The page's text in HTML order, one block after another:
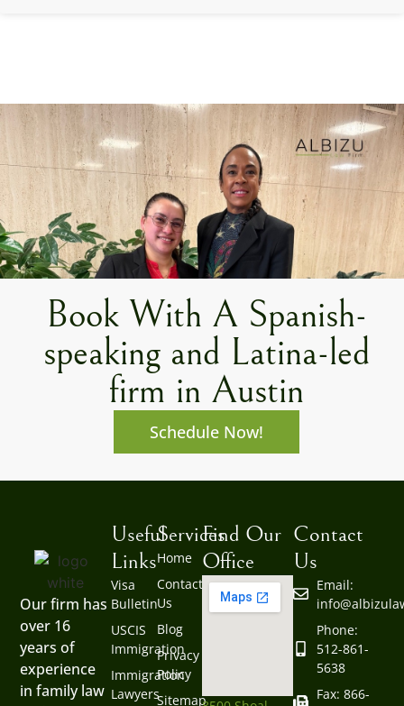
Book With A Spanish-
speaking and Latina-led
firm in Austin
Schedule Now!
Our firm has
over 16
years of
experience
in family law
Services
Home
Contact
Us
Blog
Privacy
Policy
Sitemap
Useful
Links
Visa
Bulletin
USCIS
Immigration
Immigration
Lawyers
Contact
Us
Email:
Phone:
512-861-
5638
Fax: 866-
Find Our
Office